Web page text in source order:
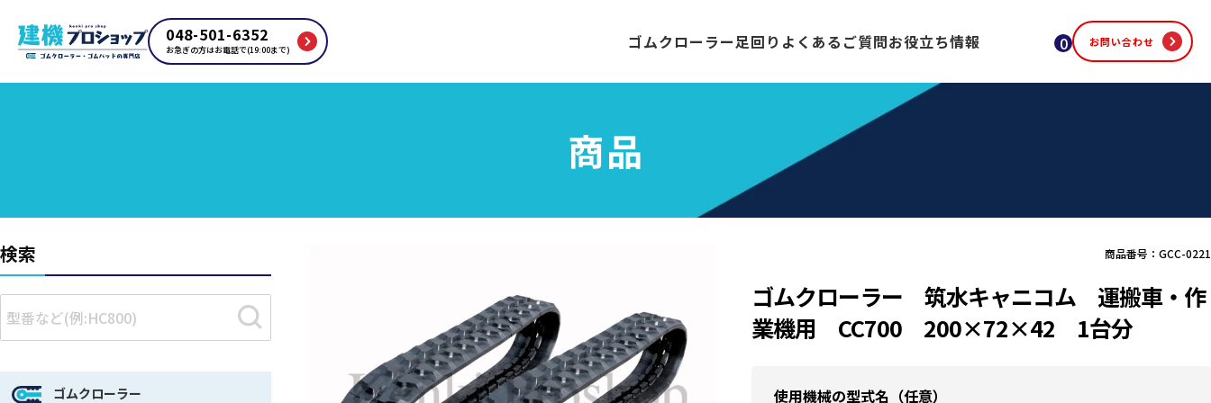
048-501-6352
お急ぎの方はお電話で(19:00まで) ゴムクローラー足回り よくあるご質問お役立ち情報 0 お問い合わせ
商品
商品番号：GCC-0221
ゴムクローラー 筑水キャニコム 運搬車・作
業機用 CC700 200×72×42 1台分
使用機械の型式名（任意）
検索
ゴムクローラー